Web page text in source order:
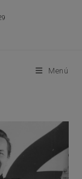
Menú